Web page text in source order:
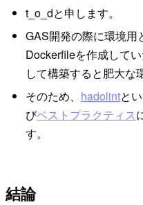
t_o_dと申します。
GAS開発の際に環境用
Dockerfileを作成して
して構築すると肥大な
そのため、 hadolintと
びベストプラクティス
す。
結論